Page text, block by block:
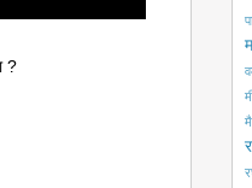
?